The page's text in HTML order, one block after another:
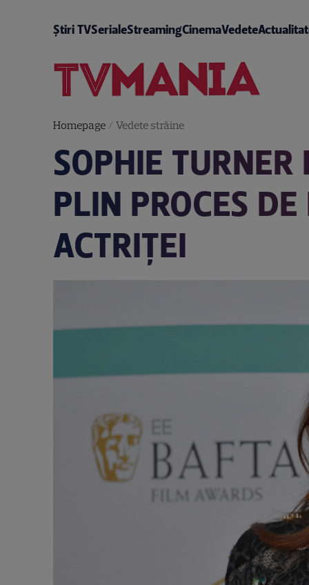
Știri TVSerialeStreamingCinemaVedete
Homepage/ Vedete străine
SOPHIE
PLIN PROCES
ACTRIȚEI